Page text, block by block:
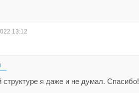
13:12
структуре я даже и не думал. Спасибо!